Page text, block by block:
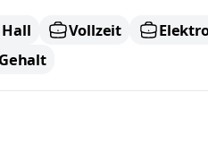
Vollzeit